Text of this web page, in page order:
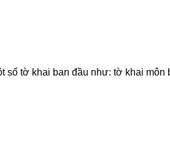
số tờ khai ban đầu như: tờ khai môn